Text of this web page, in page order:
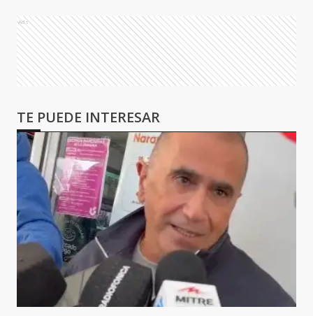
Ads
TE PUEDE INTERESAR